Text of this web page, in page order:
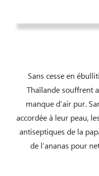
Sans cesse en
Thaïlande souffrent
manque d’air pur.
accordée à leur peau,
antiseptiques de la
de l’ananas pour